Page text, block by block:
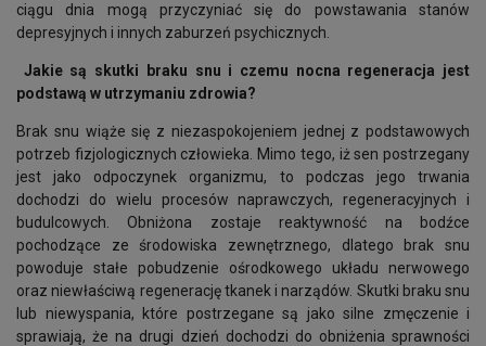
ciągu dnia mogą przyczyniać się do powstawania stanów
depresyjnych i innych zaburzeń psychicznych.
Jakie są skutki braku snu i czemu nocna regeneracja jest
podstawą w utrzymaniu zdrowia?
Brak snu wiąże się z niezaspokojeniem jednej z podstawowych
potrzeb fizjologicznych człowieka. Mimo tego, iż sen postrzegany
jest jako odpoczynek organizmu, to podczas jego trwania
dochodzi do wielu procesów naprawczych, regeneracyjnych i
budulcowych. Obniżona zostaje reaktywność na bodźce
pochodzące ze środowiska zewnętrznego, dlatego brak snu
powoduje stałe pobudzenie ośrodkowego układu nerwowego
oraz niewłaściwą regenerację tkanek i narządów. Skutki braku snu
lub niewyspania, które postrzegane są jako silne zmęczenie i
sprawiają, że na drugi dzień dochodzi do obniżenia sprawności